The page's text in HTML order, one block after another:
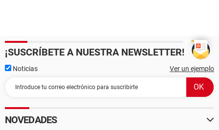
¡SUSCRÍBETE A NUESTRA NEWSLETTER!
Noticias Ver un ejemplo
NOVEDADES